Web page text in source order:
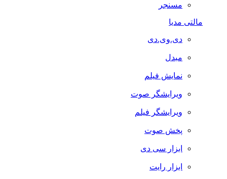
مسنجر
مالتی مدیا
دی.وی.دی
مبدل
نمایش فیلم
ویرایشگر صوت
ویرایشگر فیلم
پخش صوت
ابزار سی دی
ابزار رایت